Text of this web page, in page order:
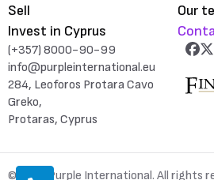
Sell
Invest in Cyprus
Our
(+357) 8000-90-99
info@purpleinternational.eu
284, Leoforos Protara Cavo
Greko,
Protaras, Cyprus
© 2026 Purple International. All rights